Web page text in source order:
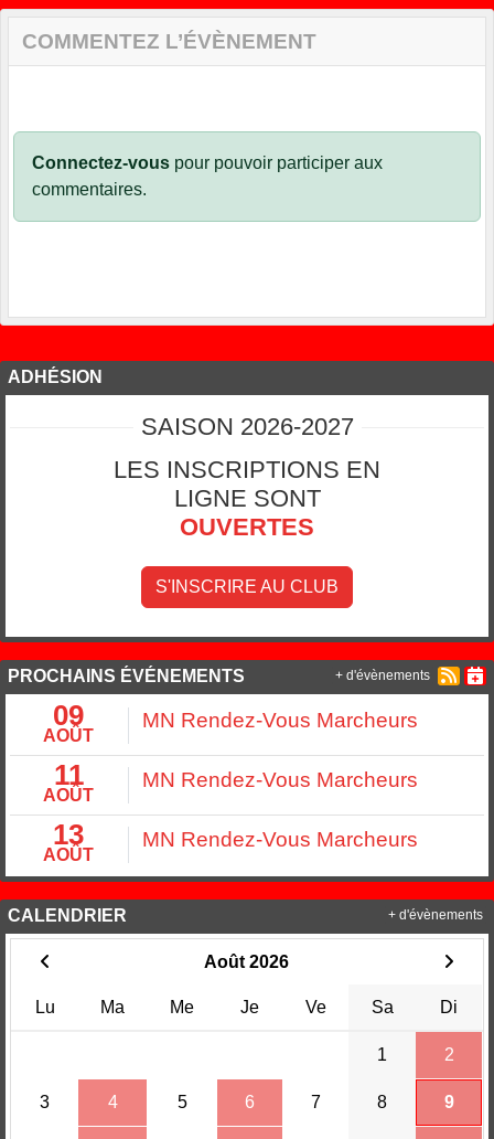
COMMENTEZ L’ÉVÈNEMENT
Connectez-vous pour pouvoir participer aux
commentaires.
ADHÉSION
SAISON 2026-2027
LES INSCRIPTIONS EN
LIGNE SONT
OUVERTES
S'INSCRIRE AU CLUB
PROCHAINS ÉVÉNEMENTS
09
AOÛT
MN Rendez-Vous Marcheurs
11
AOÛT
MN Rendez-Vous Marcheurs
13
AOÛT
MN Rendez-Vous Marcheurs
+ d'évènements
CALENDRIER
Août 2026
Lu Ma Me Je Ve Sa Di
1 2
3 4 5 6 7 8 9
+ d'évènements